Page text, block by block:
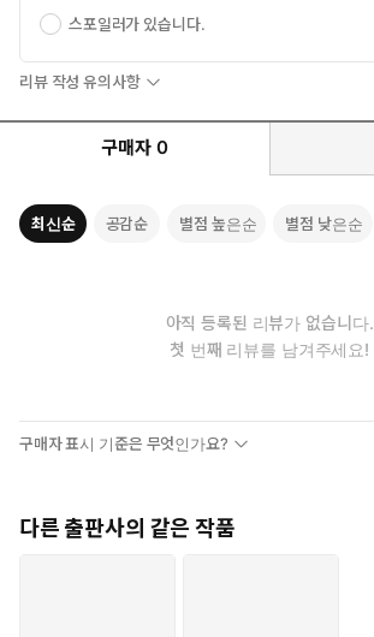
스포일러가 있습니다.
리뷰 작성 유의사항
구매자 0
최신순 공감순 별점 높은순 별점 낮은순
아직 등록된 리뷰가 없습니다.
첫 번째 리뷰를 남겨주세요!
구매자 표시 기준은 무엇인가요?
다른 출판사의 같은 작품